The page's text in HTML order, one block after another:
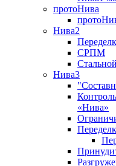
протоНива
Нива2
СРПМ
Нива3
«Нива»